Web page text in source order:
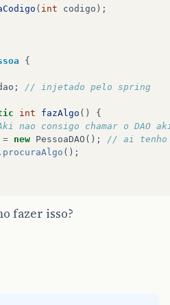
( int codigo );
{
; // injetado pelo spring
int fazAlgo ()
{
nao consigo chamar o DAO
= new PessoaDAO ();
// ai tenho
. procuraAlgo ();
fazer isso?